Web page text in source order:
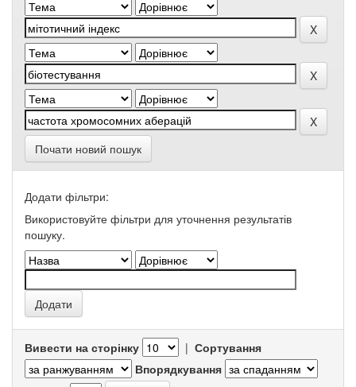
Почати новий пошук
Додати фільтри:
Використовуйте фільтри для уточнення результатів
пошуку.
Вивести на сторінку | Сортування
Впорядкування